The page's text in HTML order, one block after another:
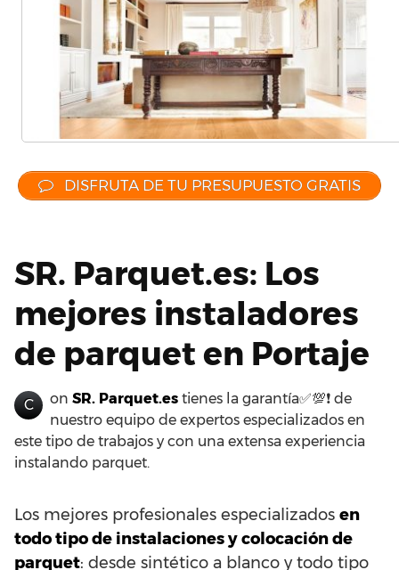
DISFRUTA DE TU PRESUPUESTO GRATIS
SR. Parquet.es: Los
mejores instaladores
de parquet en Portaje
C on SR. Parquet.es tienes la garantía✅💯❗ de
nuestro equipo de expertos especializados en
este tipo de trabajos y con una extensa experiencia
instalando parquet.
Los mejores profesionales especializados en
todo tipo de instalaciones y colocación de
parquet: desde sintético a blanco y todo tipo